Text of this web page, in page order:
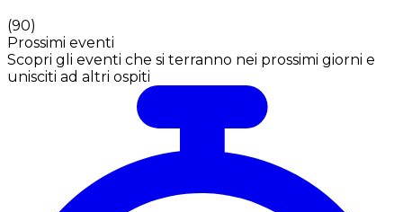
(90)
Prossimi eventi
Scopri gli eventi che si terranno nei prossimi giorni e
unisciti ad altri ospiti